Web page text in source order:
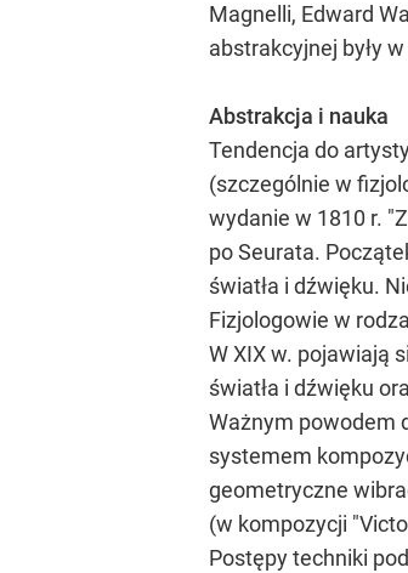
Magnelli, Edward
abstrakcyjnej były
Abstrakcja i nauka
Tendencja do
(szczególnie w
wydanie w 1810 r.
po Seurata.
światła i dźwięku.
Fizjologowie w
W XIX w. pojawiają
światła i dźwięku
Ważnym powodem
systemem
geometryczne
(w kompozycji
Postępy techniki